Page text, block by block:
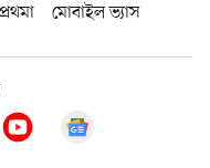
মোবাইল ভ্যাস